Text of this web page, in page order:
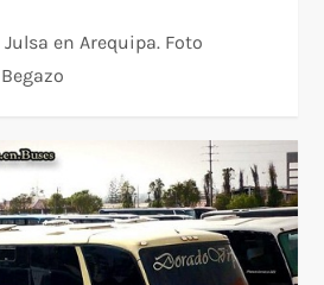
en Arequipa. Foto